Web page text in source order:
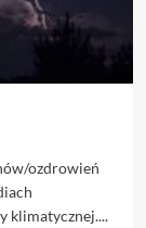
ozdrowień
klimatycznej....